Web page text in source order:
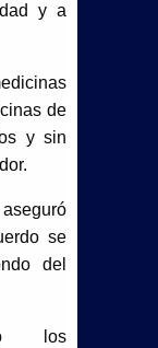
y a
de
y sin
se
del
los